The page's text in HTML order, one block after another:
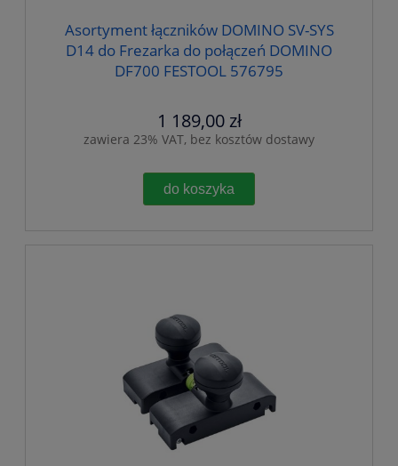
Asortyment łączników DOMINO SV-SYS
D14 do Frezarka do połączeń DOMINO
DF700 FESTOOL 576795
1 189,00 zł
zawiera 23% VAT, bez kosztów dostawy
do koszyka